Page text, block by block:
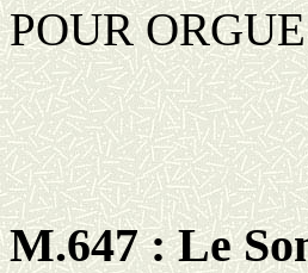
POUR
M.647 : Le